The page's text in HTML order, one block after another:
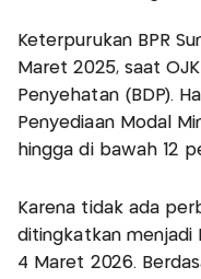
Keterpurukan BPR
Maret 2025, saat
Penyehatan (BDP).
Penyediaan Modal
hingga di bawah 12
Karena tidak ada
ditingkatkan menjadi
4 Maret 2026.